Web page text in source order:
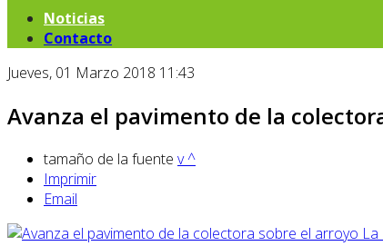
Noticias
Contacto
Jueves, 01 Marzo 2018 11:43
Avanza el pavimento de la
tamaño de la fuente v^
Imprimir
Email